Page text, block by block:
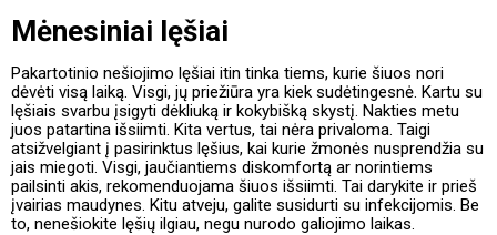
Mėnesiniai lęšiai
Pakartotinio nešiojimo lęšiai itin tinka tiems, kurie šiuos nori
dėvėti visą laiką. Visgi, jų priežiūra yra kiek sudėtingesnė. Kartu su
lęšiais svarbu įsigyti dėkliuką ir kokybišką skystį. Nakties metu
juos patartina išsiimti. Kita vertus, tai nėra privaloma. Taigi
atsižvelgiant į pasirinktus lęšius, kai kurie žmonės nusprendžia su
jais miegoti. Visgi, jaučiantiems diskomfortą ar norintiems
pailsinti akis, rekomenduojama šiuos išsiimti. Tai darykite ir prieš
įvairias maudynes. Kitu atveju, galite susidurti su infekcijomis. Be
to, nenešiokite lęšių ilgiau, negu nurodo galiojimo laikas.